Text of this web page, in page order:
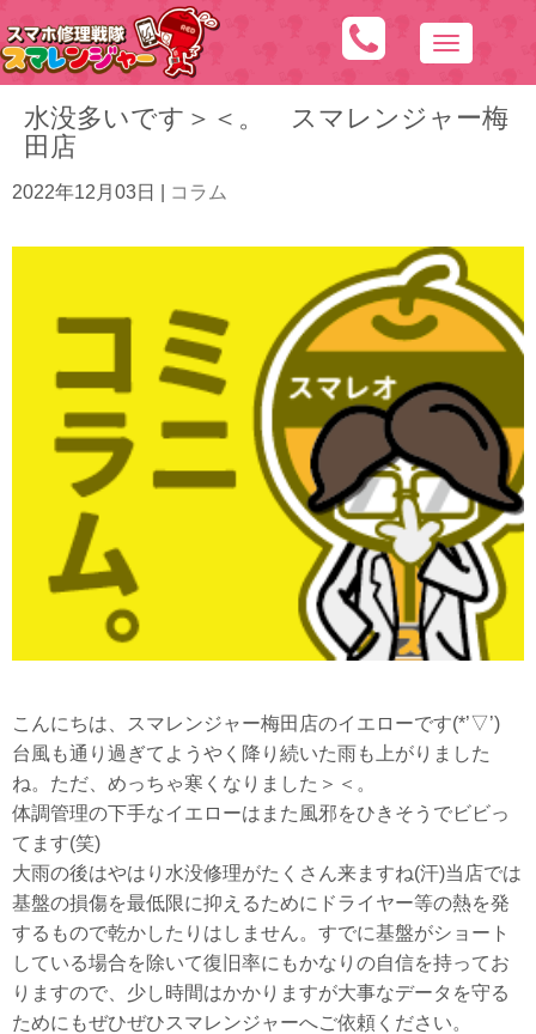
N
a
v
t
i
o
水没多いです＞＜。 スマレンジャー梅
田店
2022年12月03日 コラム
こんにちは、スマレンジャー梅田店のイエローです(*’▽’)
台風も通り過ぎてようやく降り続いた雨も上がりました
ね。ただ、めっちゃ寒くなりました＞＜。
体調管理の下手なイエローはまた風邪をひきそうでビビっ
てます(笑)
大雨の後はやはり水没修理がたくさん来ますね(汗)当店では
基盤の損傷を最低限に抑えるためにドライヤー等の熱を発
するもので乾かしたりはしません。すでに基盤がショート
している場合を除いて復旧率にもかなりの自信を持ってお
りますので、少し時間はかかりますが大事なデータを守る
ためにもぜひぜひスマレンジャーへご依頼ください。